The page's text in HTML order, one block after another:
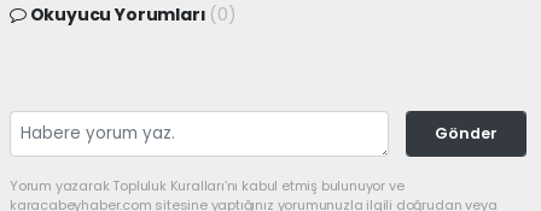
Okuyucu Yorumları (0)
Gönder
Yorum yazarak Topluluk Kuralları’nı kabul etmiş bulunuyor ve
karacabeyhaber.com sitesine yaptığınız yorumunuzla ilgili doğrudan veya